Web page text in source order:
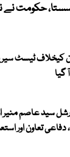
حکومت نے
گیا
سید عاصم منیر
دفاعی تعاون اور